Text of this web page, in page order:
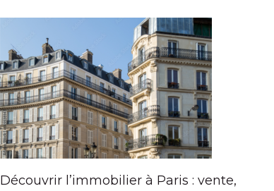
Découvrir l’immobilier à Paris : vente,